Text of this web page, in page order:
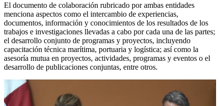
El documento de colaboración rubricado por ambas entidades
menciona aspectos como el intercambio de experiencias,
documentos, información y conocimientos de los resultados de los
trabajos e investigaciones llevadas a cabo por cada una de las partes;
el desarrollo conjunto de programas y proyectos, incluyendo
capacitación técnica marítima, portuaria y logística; así como la
asesoría mutua en proyectos, actividades, programas y eventos o el
desarrollo de publicaciones conjuntas, entre otros.